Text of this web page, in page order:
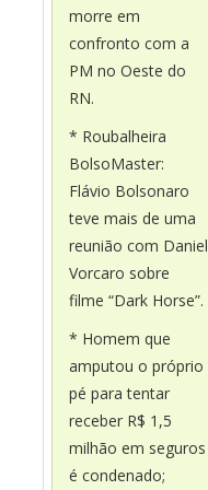
morre em
confronto com a
PM no Oeste do
RN.
* Roubalheira
BolsoMaster:
Flávio Bolsonaro
teve mais de uma
reunião com Daniel
Vorcaro sobre
filme “Dark Horse”.
* Homem que
amputou o próprio
pé para tentar
receber R$ 1,5
milhão em seguros
é condenado;